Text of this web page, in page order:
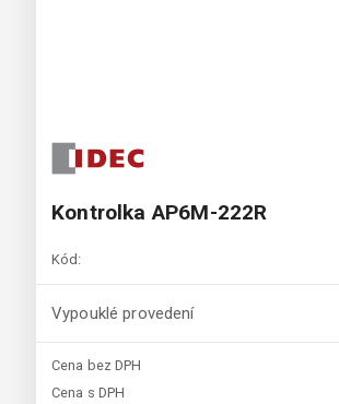
Kontrolka AP6M-222R
Kód:
Vypouklé provedení
Cena bez DPH
Cena s DPH